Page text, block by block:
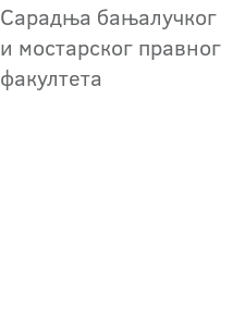
Сарадња бањалучког
и мостарског правног
факултета